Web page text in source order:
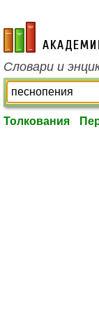
academic.ru
Словари и
Толкования